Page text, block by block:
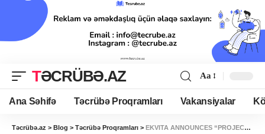
TƏCRÜBƏ.AZ Aa
Ana Səhifə Təcrübə Proqramları Vakansiyalar
Təcrübə.az > Blog > Təcrübə Proqramları > EKVITA ANNOUNCES “PROJECT INTERN”